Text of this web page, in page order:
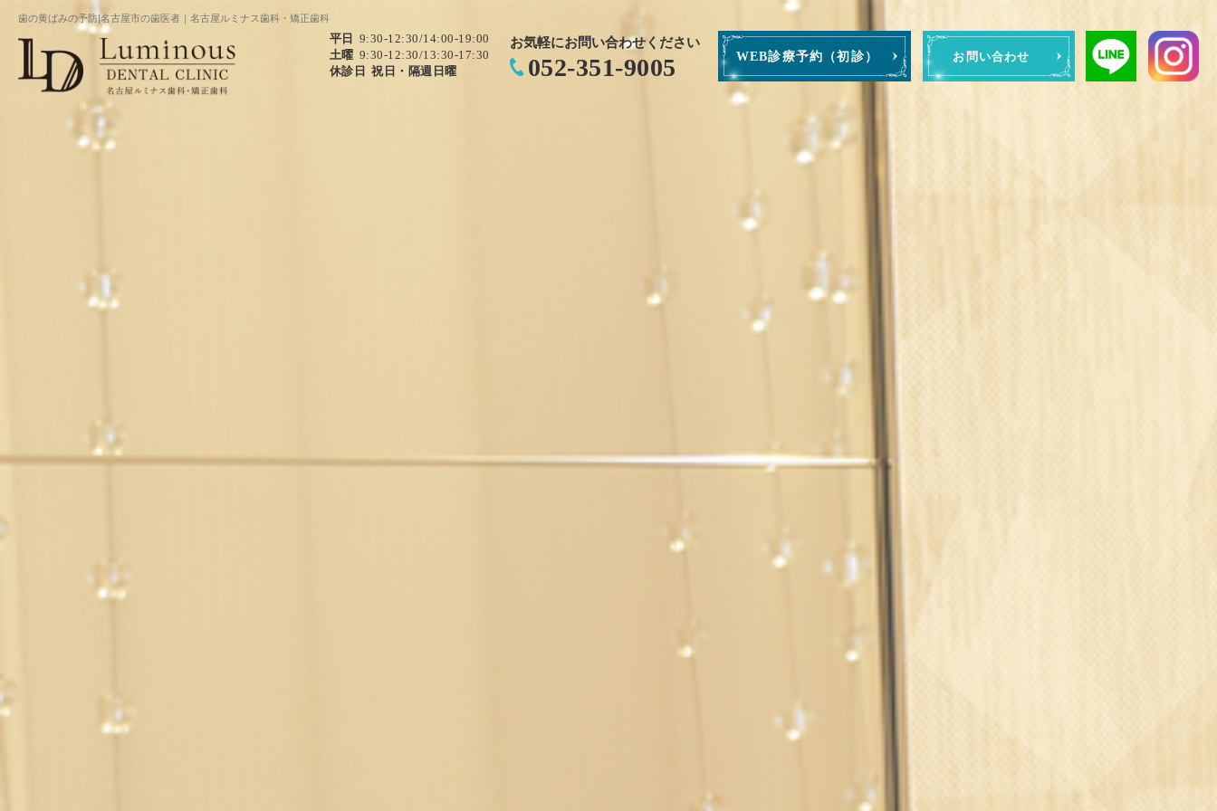
歯の黄ばみの予防|名古屋市の歯医者｜名古屋ルミナス歯科・矯正歯科
平日
9:30-12:30/14:00-19:00
土曜 9:30-12:30/13:30-17:30
休診日
祝日・隔週日曜
お気軽にお問い合わせください
052-351-9005 WEB診療予約（初診） お問い合わせ